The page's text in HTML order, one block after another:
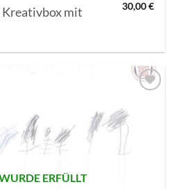
Kreativbox mit
30,00€
MERKLISTE
SETZEN
ERFÜLLT